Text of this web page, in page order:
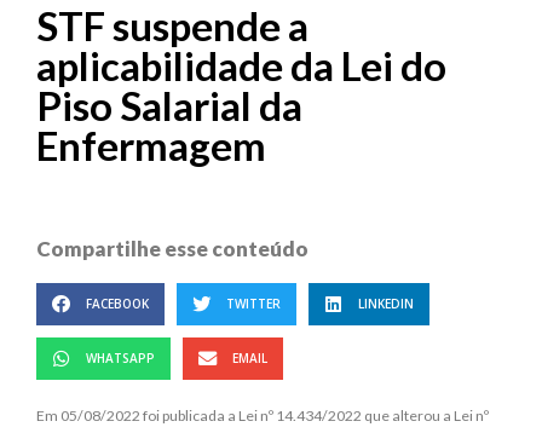
STF suspende a
aplicabilidade da Lei do
Piso Salarial da
Enfermagem
Compartilhe esse conteúdo
FACEBOOK TWITTER LINKEDIN
WHATSAPP EMAIL
Em 05/08/2022 foi publicada a Lei nº 14.434/2022 que alterou a Lei nº